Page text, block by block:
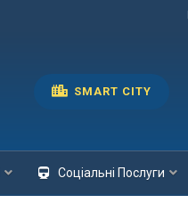
SMART CITY
Соціальні Послуги